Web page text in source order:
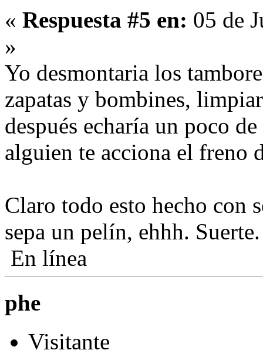
« Respuesta #5 en: 05 de
»
Yo desmontaria los
zapatas y bombines,
después echaría un poco
alguien te acciona el freno
Claro todo esto hecho con
sepa un pelín, ehhh. Suerte.
En línea
phe
Visitante